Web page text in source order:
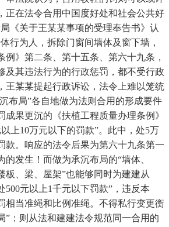
正在法令合用中国度好处和社会公共好
《关于王某某事项的受理奉告书》认
行为人，拆除门窗间墙体及窗下墙，
例》第二条、第十五条、第六十九条，
及其违法行为的行政惩罚，都不受行政
王某某提起行政诉讼，法令上难以笼统
布局”各自地做为法则合用的形成要件
成果更沉的《扶植工程质量办理条例》
上10万元以下的罚款”。此中，处5万
款。响应的法令后果为第六十九条第一
发生！而做为承沉布局的“墙体、
板、梁、屋架”也能够同时为建建从
500元以上1千元以下罚款”，违反本
相当准绳和比例准绳。不得私行变更衡
”；则从法和建建法令规范同一合用的